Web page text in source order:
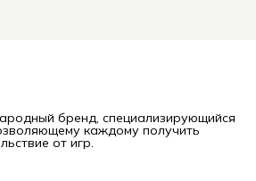
бренд, специализирующийся
каждому получить
от игр.